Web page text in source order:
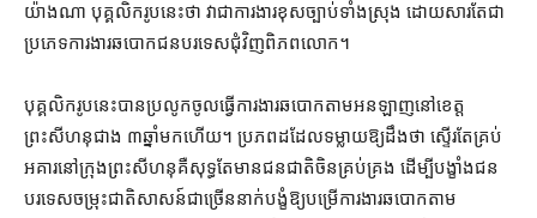
យ៉ាងណា បុគ្គលិក​រូប​នេះ​ថា វា​ជា​ការងារ​ខុសច្បាប់​ទាំងស្រុង ដោយសារតែ​ជា​
ប្រភេទ​ការងារ​ឆបោក​ជនបរទេស​ជុំវិញ​ពិភពលោក។
បុគ្គលិក​រូប​នេះ​បាន​ប្រលូក​ចូល​ធ្វើ​ការងារ​ឆបោក​តាម​អនឡាញ​នៅ​ខេត្ត​
ព្រះសីហនុ​ជាង ៣​ឆ្នាំ​មក​ហើយ​។ ប្រភព​ដដែល​ទម្លាយ​ឱ្យ​ដឹង​ថា ស្ទើរតែ​គ្រប់​
អគារ​នៅ​ក្រុងព្រះសីហនុ​គឺ​សុទ្ធ​តែ​មាន​ជនជាតិ​ចិន​គ្រប់គ្រង ដើម្បី​បង្ខាំង​ជន
បរទេស​ចម្រុះ​ជាតិ​សាសន៍​ជាច្រើន​នាក់​បង្ខំ​ឱ្យ​បម្រើ​ការងារ​ឆបោក​តាម​